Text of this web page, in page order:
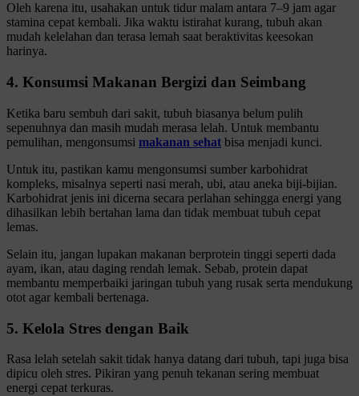
Oleh karena itu, usahakan untuk tidur malam antara 7–9 jam agar
stamina cepat kembali. Jika waktu istirahat kurang, tubuh akan
mudah kelelahan dan terasa lemah saat beraktivitas keesokan
harinya.
4. Konsumsi Makanan Bergizi dan Seimbang
Ketika baru sembuh dari sakit, tubuh biasanya belum pulih
sepenuhnya dan masih mudah merasa lelah. Untuk membantu
pemulihan, mengonsumsi makanan sehat bisa menjadi kunci.
Untuk itu, pastikan kamu mengonsumsi sumber karbohidrat
kompleks, misalnya seperti nasi merah, ubi, atau aneka biji-bijian.
Karbohidrat jenis ini dicerna secara perlahan sehingga energi yang
dihasilkan lebih bertahan lama dan tidak membuat tubuh cepat
lemas.
Selain itu, jangan lupakan makanan berprotein tinggi seperti dada
ayam, ikan, atau daging rendah lemak. Sebab, protein dapat
membantu memperbaiki jaringan tubuh yang rusak serta mendukung
otot agar kembali bertenaga.
5. Kelola Stres dengan Baik
Rasa lelah setelah sakit tidak hanya datang dari tubuh, tapi juga bisa
dipicu oleh stres. Pikiran yang penuh tekanan sering membuat
energi cepat terkuras.